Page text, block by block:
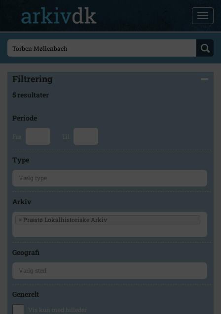
Filtrering
5 resultater
Periode
Fra Til
Type
Arkiv
× Præstø Lokalhistoriske Arkiv
Geografi
Generelt
Vis kun med billeder